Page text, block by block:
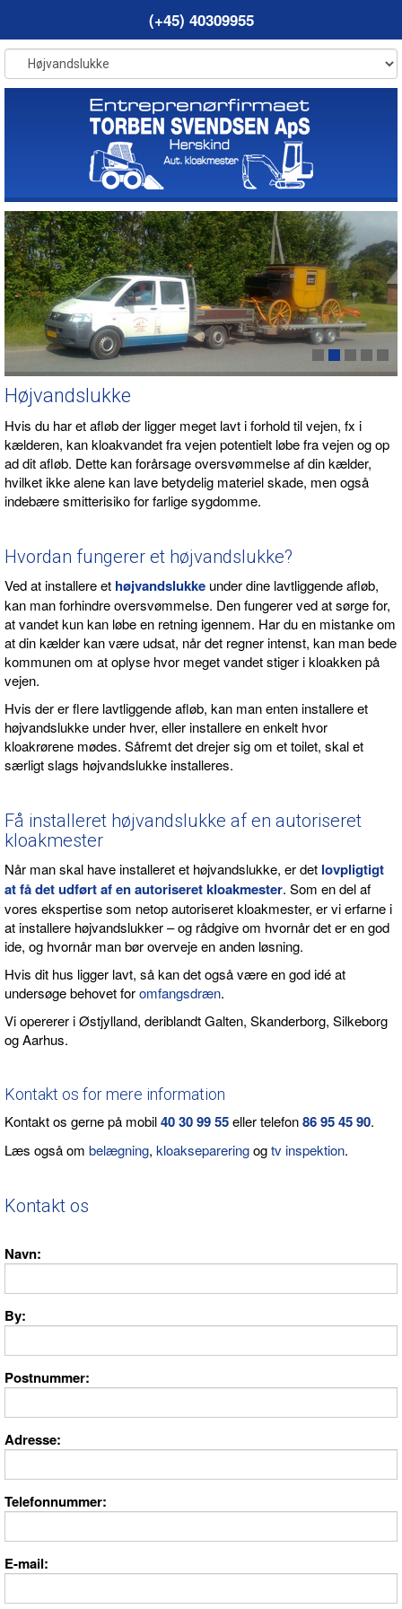
(+45) 40309955
Højvandslukke
Hvis du har et afløb der ligger meget lavt i forhold til vejen, fx i
kælderen, kan kloakvandet fra vejen potentielt løbe fra vejen og op
ad dit afløb. Dette kan forårsage oversvømmelse af din kælder,
hvilket ikke alene kan lave betydelig materiel skade, men også
indebære smitterisiko for farlige sygdomme.
Hvordan fungerer et højvandslukke?
Ved at installere et højvandslukke under dine lavtliggende afløb,
kan man forhindre oversvømmelse. Den fungerer ved at sørge for,
at vandet kun kan løbe en retning igennem. Har du en mistanke om
at din kælder kan være udsat, når det regner intenst, kan man bede
kommunen om at oplyse hvor meget vandet stiger i kloakken på
vejen.
Hvis der er flere lavtliggende afløb, kan man enten installere et
højvandslukke under hver, eller installere en enkelt hvor
kloakrørene mødes. Såfremt det drejer sig om et toilet, skal et
særligt slags højvandslukke installeres.
Få installeret højvandslukke af en autoriseret
kloakmester
Når man skal have installeret et højvandslukke, er det lovpligtigt
at få det udført af enautoriseret kloakmester. Som en del af
vores ekspertise som netop autoriseret kloakmester, er vi erfarne i
at installere højvandslukker – og rådgive om hvornår det er en god
ide, og hvornår man bør overveje en anden løsning.
Hvis dit hus ligger lavt, så kan det også være en god idé at
undersøge behovet foromfangsdræn.
Vi opererer i Østjylland, deriblandt Galten, Skanderborg, Silkeborg
og Aarhus.
Kontakt os for mere information
Kontakt os gerne på mobil40 30 99 55eller telefon86 95 45 90.
Læs også om belægning, kloaksepareringogtv inspektion.
Kontakt os
Navn
By
Postnummer
Adresse
Telefonnummer
E-mail